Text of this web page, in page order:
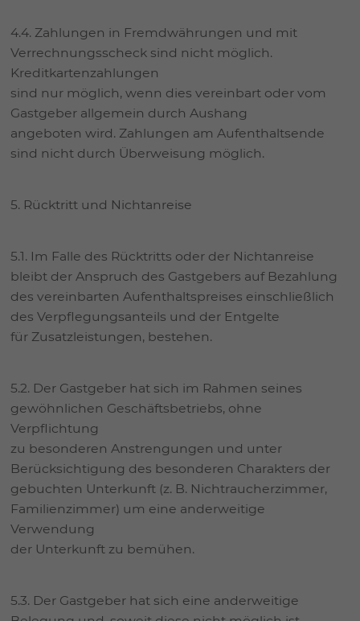
4.4. Zahlungen in Fremdwährungen und mit
Verrechnungsscheck sind nicht möglich.
Kreditkartenzahlungen
sind nur möglich, wenn dies vereinbart oder vom
Gastgeber allgemein durch Aushang
angeboten wird. Zahlungen am Aufenthaltsende
sind nicht durch Überweisung möglich.
5. Rücktritt und Nichtanreise
5.1. Im Falle des Rücktritts oder der Nichtanreise
bleibt der Anspruch des Gastgebers auf Bezahlung
des vereinbarten Aufenthaltspreises einschließlich
des Verpflegungsanteils und der Entgelte
für Zusatzleistungen, bestehen.
5.2. Der Gastgeber hat sich im Rahmen seines
gewöhnlichen Geschäftsbetriebs, ohne
Verpflichtung
zu besonderen Anstrengungen und unter
Berücksichtigung des besonderen Charakters der
gebuchten Unterkunft (z. B. Nichtraucherzimmer,
Familienzimmer) um eine anderweitige
Verwendung
der Unterkunft zu bemühen.
5.3. Der Gastgeber hat sich eine anderweitige